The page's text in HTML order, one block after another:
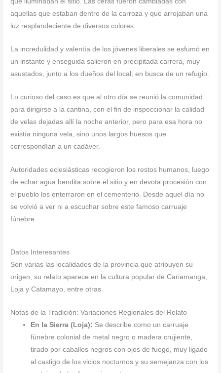
aquellas que estaban dentro de la carroza y que arrojaban una
luz resplandeciente de diversos colores.
La incredulidad y valentía de los jóvenes liberales se esfumó en
un instante y enseguida salieron en precipitada carrera, muy
asustados, junto a los dueños del local, en busca de un refugio.
Lo curioso del caso es que al otro día se reunió la comunidad
para dirigirse a la cantina, con el fin de inspeccionar la calidad
de velas dejadas allí la noche anterior, pero para esa hora no
existía ninguna vela, sino unos largos huesos que
correspondían a un cadáver.
Autoridades eclesiásticas recogieron los restos humanos, luego
de echar agua bendita sobre el sitio y en devota procesión con
el pueblo los enterraron en el cementerio. Desde aquel día no
se volvió a ver ni a escuchar sobre este famoso carruaje
fúnebre.
Datos Interesantes
Son varias las localidades de la provincia que atribuyen su
origen, su relato aparece en la cultura popular de Cariamanga,
Loja y Catamayo, entre otras.
Notas de la Tradición: Variaciones Regionales del Relato
En la Sierra (Loja): Se describe como un carruaje
fúnebre colonial de metal negro o madera crujiente,
tirado por caballos negros con ojos de fuego, muy ligado
al castigo de los vicios nocturnos y su semejanza con los